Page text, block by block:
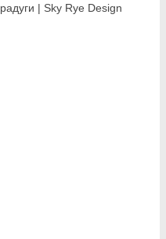
| Sky Rye Design